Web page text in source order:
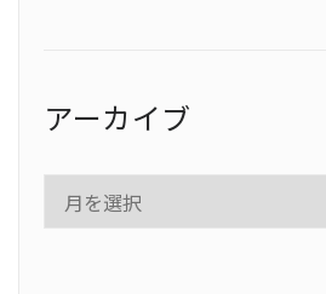
アーカイブ